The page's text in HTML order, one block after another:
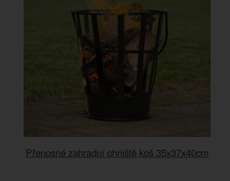
Přenosné zahradní ohniště koš 35x37x40cm